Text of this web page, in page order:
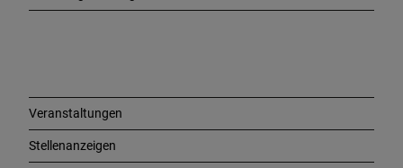
Veranstaltungen
Stellenanzeigen